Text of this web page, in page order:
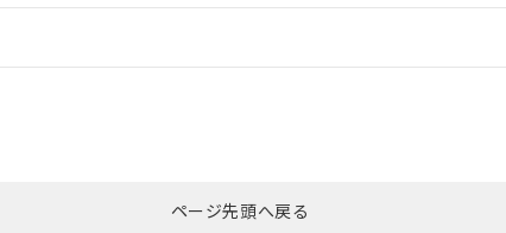
ダウンロードはこちらページ先頭へ戻る